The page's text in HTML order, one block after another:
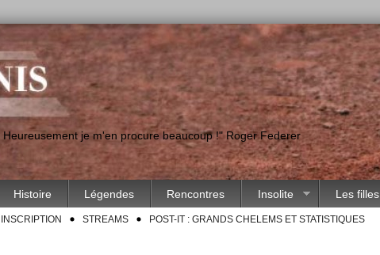
je m'en procure beaucoup !" Roger Federer
Histoire Légendes Rencontres Insolite Les filles
INSCRIPTION STREAMS POST-IT : GRANDS CHELEMS ET STATISTIQUES